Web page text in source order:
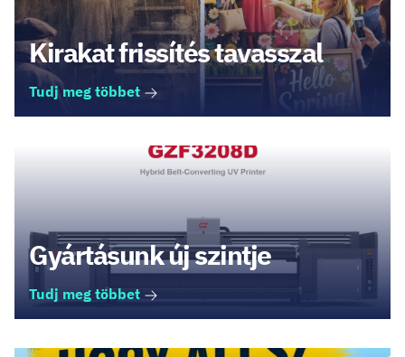
Kirakat frissítés tavasszal
Tudj meg többet
Gyártásunk új szintje
Tudj meg többet